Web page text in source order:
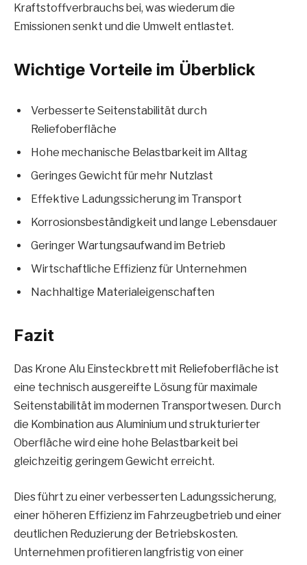
Kraftstoffverbrauchs bei, was wiederum die
Emissionen senkt und die Umwelt entlastet.
Wichtige Vorteile im Überblick
Verbesserte Seitenstabilität durch
Reliefoberfläche
Hohe mechanische Belastbarkeit im Alltag
Geringes Gewicht für mehr Nutzlast
Effektive Ladungssicherung im Transport
Korrosionsbeständigkeit und lange Lebensdauer
Geringer Wartungsaufwand im Betrieb
Wirtschaftliche Effizienz für Unternehmen
Nachhaltige Materialeigenschaften
Fazit
Das Krone Alu Einsteckbrett mit Reliefoberfläche ist
eine technisch ausgereifte Lösung für maximale
Seitenstabilität im modernen Transportwesen. Durch
die Kombination aus Aluminium und strukturierter
Oberfläche wird eine hohe Belastbarkeit bei
gleichzeitig geringem Gewicht erreicht.
Dies führt zu einer verbesserten Ladungssicherung,
einer höheren Effizienz im Fahrzeugbetrieb und einer
deutlichen Reduzierung der Betriebskosten.
Unternehmen profitieren langfristig von einer